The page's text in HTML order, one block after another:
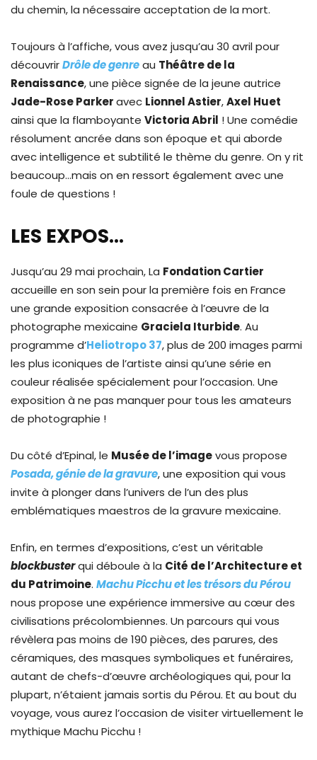
du chemin, la nécessaire acceptation de la mort.
Toujours à l’affiche, vous avez jusqu’au 30 avril pour
découvrirDrôle de genreau Théâtre de la
Renaissance, une pièce signée de la jeune autrice
Jade-Rose Parkeravec Lionnel Astier,Axel Huet
ainsi que la flamboyante Victoria Abril ! Une comédie
résolument ancrée dans son époque et qui aborde
avec intelligence et subtilité le thème du genre. On y rit
beaucoup…mais on en ressort également avec une
foule de questions !
LES EXPOS…
Jusqu’au 29 mai prochain, La Fondation Cartier
accueille en son sein pour la première fois en France
une grande exposition consacrée à l’œuvre de la
photographe mexicaine Graciela Iturbide. Au
programme d’Heliotropo 37, plus de 200 images parmi
les plus iconiques de l’artiste ainsi qu’une série en
couleur réalisée spécialement pour l’occasion. Une
exposition à ne pas manquer pour tous les amateurs
de photographie !
Du côté d’Epinal, le Musée de l’imagevous propose
Posada, génie de la gravure, une exposition qui vous
invite à plonger dans l’univers de l’un des plus
emblématiques maestros de la gravure mexicaine.
Enfin, en termes d’expositions, c’est un véritable
blockbusterqui déboule à la Cité de l’Architecture et
du Patrimoine. Machu Picchu et les trésors du Pérou
nous propose une expérience immersive au cœur des
civilisations précolombiennes. Un parcours qui vous
révèlera pas moins de 190 pièces, des parures, des
céramiques, des masques symboliques et funéraires,
autant de chefs-d’œuvre archéologiques qui, pour la
plupart, n’étaient jamais sortis du Pérou. Et au bout du
voyage, vous aurez l’occasion de visiter virtuellement le
mythique Machu Picchu !